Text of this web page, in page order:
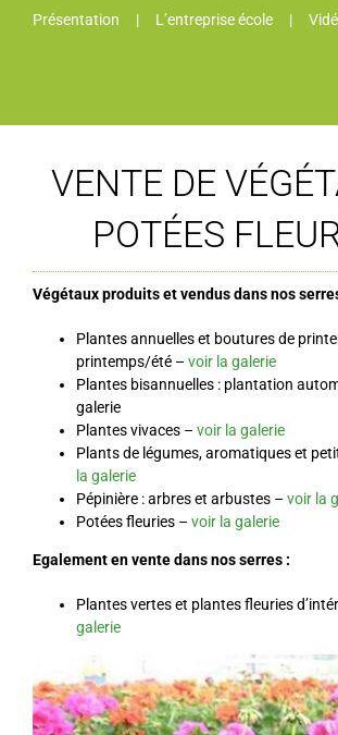
Présentation L’entreprise école
VENTE DE
POTÉES
Végétaux produits et vendus dans nos
Plantes annuelles et boutures de
printemps/été – voir la galerie
Plantes bisannuelles : plantation
galerie
Plantes vivaces – voir la galerie
Plants de légumes, aromatiques et
la galerie
Pépinière : arbres et arbustes – voir la
Potées fleuries – voir la galerie
Egalement en vente dans nos serres :
Plantes vertes et plantes fleuries
galerie